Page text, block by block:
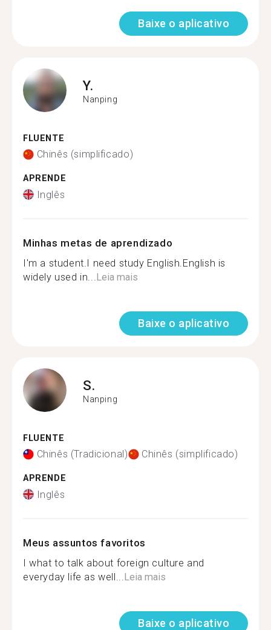
Baixe o aplicativo
Y.
Nanping
FLUENTE
Chinês (simplificado)
APRENDE
Inglês
Minhas metas de aprendizado
I'm a student.I need study English.English is
widely used in... Leia mais
Baixe o aplicativo
S.
Nanping
FLUENTE
Chinês (Tradicional) Chinês (simplificado)
APRENDE
Inglês
Meus assuntos favoritos
I what to talk about foreign culture and
everyday life as well... Leia mais
Baixe o aplicativo